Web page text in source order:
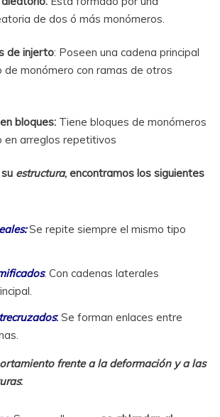
de dos ó más monómeros.
de injerto: Poseen una cadena principal
de monómero con ramas de otros
bloques:Tiene bloques de monómeros
en arreglos repetitivos
estructura, encontramos los siguientes
Se repite siempre el mismo tipo
: Con cadenas laterales
:Se forman enlaces entre
frente a la deformación y a las
: